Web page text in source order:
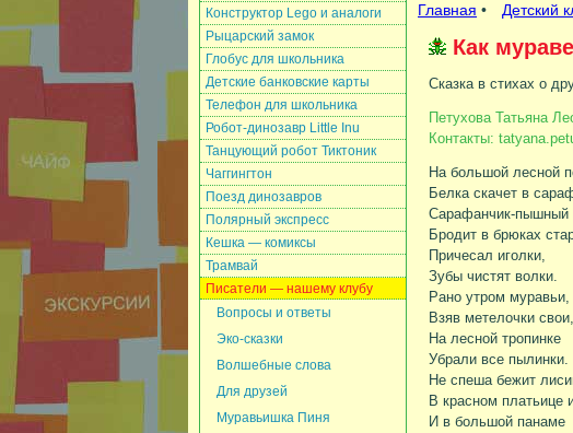
Конструктор Lego и аналоги
Рыцарский замок
Глобус для школьника
Детские банковские карты
Телефон для школьника
Робот-динозавр Little Inu
Танцующий робот Тиктоник
Чаггингтон
Поезд динозавров
Полярный экспресс
Кешка — комиксы
Трамвай
Писатели — нашему клубу
Вопросы и ответы
Эко-сказки
Волшебные слова
Для друзей
Муравьишка Пиня
Главная • Детский
Как
Сказка в стихах о
Петухова Татьяна
Контакты:
На большой лесной
Белка скачет в
Сарафанчик-пышный
Бродит в брюках
Причесал иголки,
Зубы чистят волки.
Рано утром муравьи,
Взяв метелочки свои,
На лесной тропинке
Убрали все пылинки.
Не спеша бежит
В красном платьице
И в большой панаме